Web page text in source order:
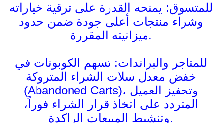
للمتسوق: يمنحه القدرة على ترقية خياراته
وشراء منتجات أعلى جودة ضمن حدود
ميزانيته المقررة.
للمتاجر والبراندات: تسهم الكوبونات في
خفض معدل سلات الشراء المتروكة
(Abandoned Carts)، وتحفيز العميل
المتردد على اتخاذ قرار الشراء فوراً،
وتنشيط المبيعات الراكدة.